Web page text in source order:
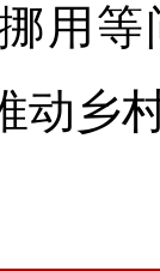
用
动乡